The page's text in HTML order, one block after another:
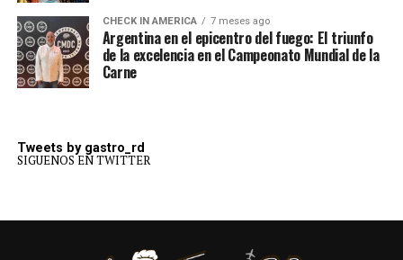
CHECK IN AMERICA 7 meses ago
Argentina en el epicentro del fuego: El triunfo
de la excelencia en el Campeonato Mundial de la
Carne
Tweets by gastro_rd
SIGUENOS EN TWITTER